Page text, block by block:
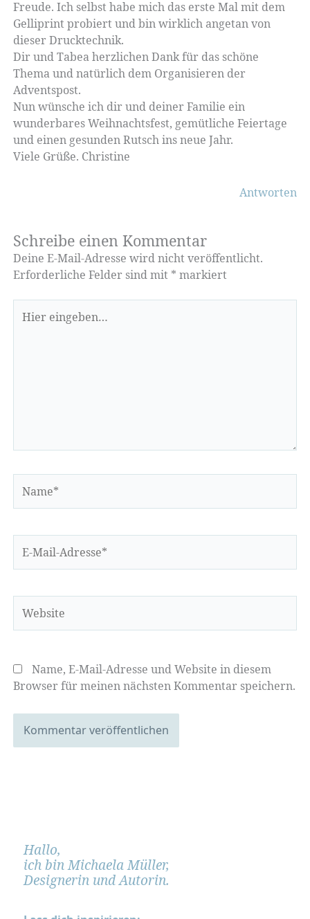
Freude. Ich selbst habe mich das erste Mal mit dem
Gelliprint probiert und bin wirklich angetan von
dieser Drucktechnik.
Dir und Tabea herzlichen Dank für das schöne
Thema und natürlich dem Organisieren der
Adventspost.
Nun wünsche ich dir und deiner Familie ein
wunderbares Weihnachtsfest, gemütliche Feiertage
und einen gesunden Rutsch ins neue Jahr.
Viele Grüße. Christine
Antworten
Schreibe einen Kommentar
Deine E-Mail-Adresse wird nicht veröffentlicht.
Erforderliche Felder sind mit * markiert
eingeben…
Mail-
Name, E-Mail-Adresse und Website in diesem
Browser für meinen nächsten Kommentar speichern.
Hallo,
ich bin Michaela Müller,
Designerin und Autorin.